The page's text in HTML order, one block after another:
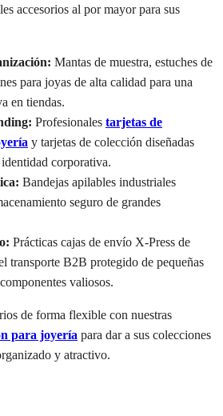
accesorios al por mayor para sus
Mantas de muestra, estuches de
para joyas de alta calidad para una
en tiendas.
Profesionales tarjetas de
y tarjetas de colección diseñadas
identidad corporativa.
Bandejas apilables industriales
seguro de grandes
Prácticas cajas de envío X-Press de
transporte B2B protegido de pequeñas
valiosos.
de forma flexible con nuestras
para joyería para dar a sus colecciones
y atractivo.